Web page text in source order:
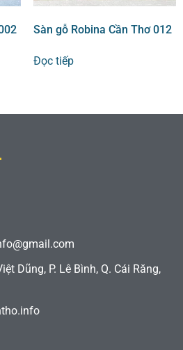
Sàn gỗ Robina Cần Thơ 012
Đọc tiếp
Dũng, P. Lê Bình, Q. Cái Răng,